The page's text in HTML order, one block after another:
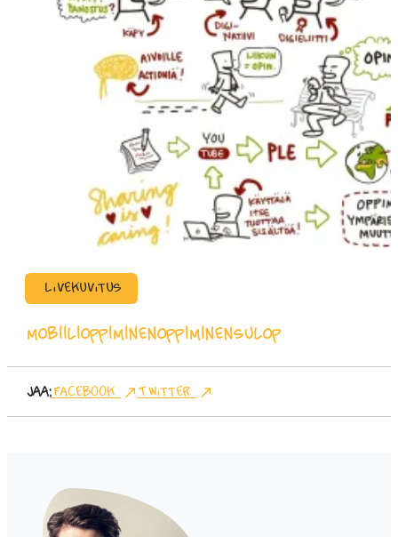
Livekuvitus
mobiilioppiminenoppiminensulop
Jaa:Facebook Twitter